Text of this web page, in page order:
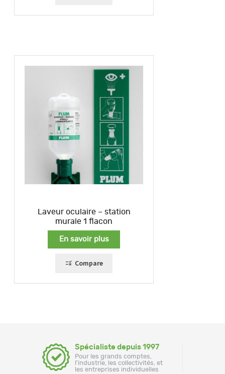
Laveur oculaire – station
murale 1 flacon
En savoir plus
Compare
Spécialiste depuis 1997
Pour les grands comptes,
l'industrie, les collectivités, et
les entreprises individuelles